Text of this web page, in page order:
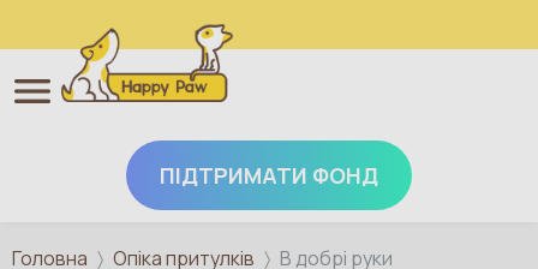
ПІДТРИМАТИ ФОНД
Головна Опіка притулків В добрі руки